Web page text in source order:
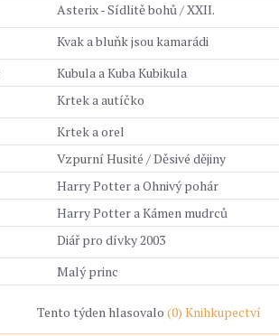
Asterix - Sídlitě bohů / XXII.
Kvak a bluňk jsou kamarádi
Kubula a Kuba Kubikula
Krtek a autíčko
Krtek a orel
Vzpurní Husité / Děsivé dějiny
Harry Potter a Ohnivý pohár
Harry Potter a Kámen mudrců
Diář pro dívky 2003
Malý princ
Tento týden hlasovalo (0) Knihkupectví